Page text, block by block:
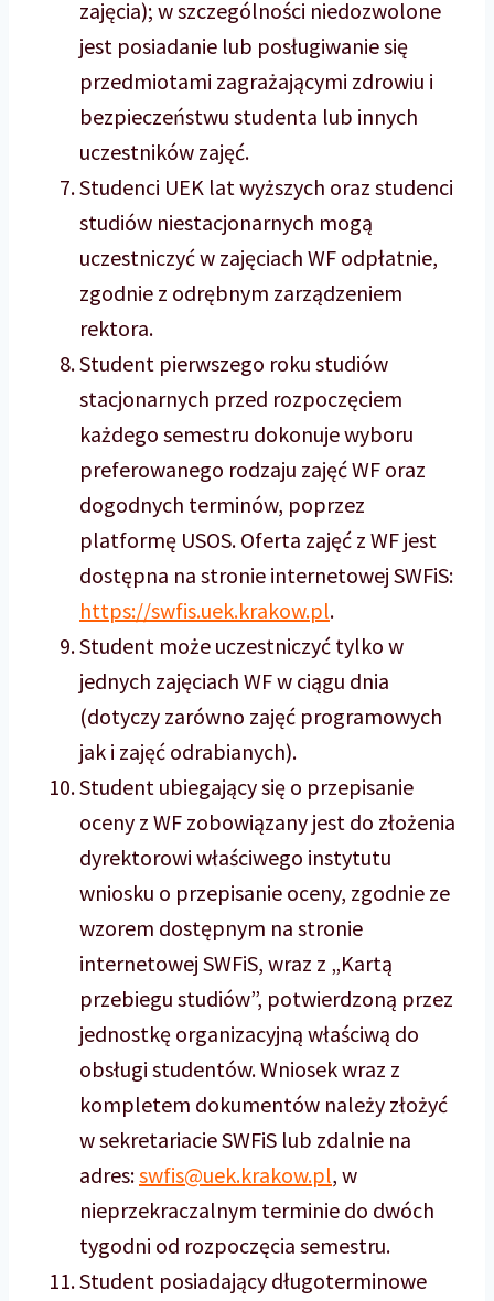
zajęcia); w szczególności niedozwolone
jest posiadanie lub posługiwanie się
przedmiotami zagrażającymi zdrowiu i
bezpieczeństwu studenta lub innych
uczestników zajęć.
Studenci UEK lat wyższych oraz studenci
studiów niestacjonarnych mogą
uczestniczyć w zajęciach WF odpłatnie,
zgodnie z odrębnym zarządzeniem
rektora.
Student pierwszego roku studiów
stacjonarnych przed rozpoczęciem
każdego semestru dokonuje wyboru
preferowanego rodzaju zajęć WF oraz
dogodnych terminów, poprzez
platformę USOS. Oferta zajęć z WF jest
dostępna na stronie internetowej SWFiS:
https://swfis.uek.krakow.pl.
Student może uczestniczyć tylko w
jednych zajęciach WF w ciągu dnia
(dotyczy zarówno zajęć programowych
jak i zajęć odrabianych).
Student ubiegający się o przepisanie
oceny z WF zobowiązany jest do złożenia
dyrektorowi właściwego instytutu
wniosku o przepisanie oceny, zgodnie ze
wzorem dostępnym na stronie
internetowej SWFiS, wraz z „Kartą
przebiegu studiów”, potwierdzoną przez
jednostkę organizacyjną właściwą do
obsługi studentów. Wniosek wraz z
kompletem dokumentów należy złożyć
w sekretariacie SWFiS lub zdalnie na
adres:swfis@uek.krakow.pl, w
nieprzekraczalnym terminie do dwóch
tygodni od rozpoczęcia semestru.
Student posiadający długoterminowe